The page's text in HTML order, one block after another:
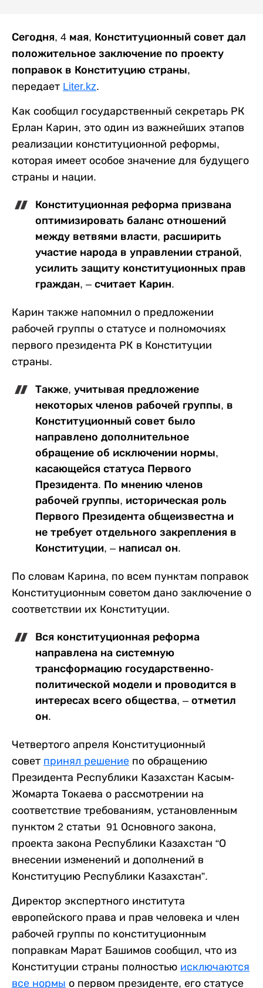
Сегодня, 4 мая, Конституционный совет дал
положительное заключение по проекту
поправок в Конституцию страны,
передает Liter.kz.
Как сообщил государственный секретарь РК
Ерлан Карин, это один из важнейших этапов
реализации конституционной реформы,
которая имеет особое значение для будущего
страны и нации.
Конституционная реформа призвана
оптимизировать баланс отношений
между ветвями власти, расширить
участие народа в управлении страной,
усилить защиту конституционных прав
граждан, ‒ считает Карин.
Карин также напомнил о предложении
рабочей группы о статусе и полномочиях
первого президента РК в Конституции
страны.
Также, учитывая предложение
некоторых членов рабочей группы, в
Конституционный совет было
направлено дополнительное
обращение об исключении нормы,
касающейся статуса Первого
Президента. По мнению членов
рабочей группы, историческая роль
Первого Президента общеизвестна и
не требует отдельного закрепления в
Конституции, ‒ написал он.
По словам Карина, по всем пунктам поправок
Конституционным советом дано заключение о
соответствии их Конституции.
Вся конституционная реформа
направлена на системную
трансформацию государственно-
политической модели и проводится в
интересах всего общества, ‒ отметил
он.
Четвертого апреля Конституционный
совет принял решение по обращению
Президента Республики Казахстан Касым-
Жомарта Токаева о рассмотрении на
соответствие требованиям, установленным
пунктом 2 статьи 91 Основного закона,
проекта закона Республики Казахстан “О
внесении изменений и дополнений в
Конституцию Республики Казахстан”.
Директор экспертного института
европейского права и прав человека и член
рабочей группы по конституционным
поправкам Марат Башимов сообщил, что из
Конституции страны полностью исключаются
все нормы о первом президенте, его статусе